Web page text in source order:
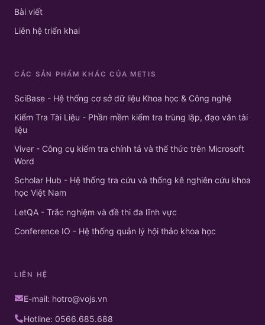
Bài viết
Liên hệ triển khai
CÁC SẢN PHẨM KHÁC CỦA METIS
SciBase - Hệ thống cơ sở dữ liệu Khoa học & Công nghệ
Kiểm Tra Tài Liệu - Phần mềm kiểm tra trùng lặp, đạo văn tài
liệu
Viver - Công cụ kiểm tra chính tả và thể thức trên Microsoft
Word
Scholar Hub - Hệ thống tra cứu và thống kê nghiên cứu khoa
học Việt Nam
LetQA - Trắc nghiệm và đề thi đa lĩnh vực
Conference IO - Hệ thống quản lý hội thảo khoa học
LIÊN HỆ
E-mail: hotro@vojs.vn
Hotline: 0566.685.688